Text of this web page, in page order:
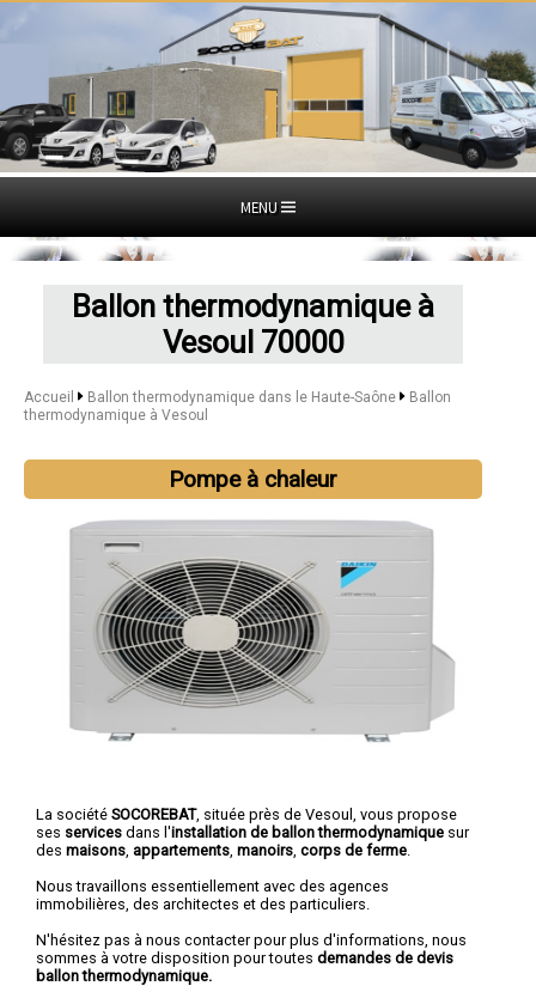
MENU
Ballon thermodynamique à
Vesoul 70000
Accueil Ballon thermodynamique dans le Haute-Saône
Ballon
thermodynamique à Vesoul
Pompe à chaleur
La société SOCOREBAT, située près de Vesoul, vous propose
ses services dans l'installation de ballon thermodynamique sur
des maisons appartements manoirs corps de ferme
Nous travaillons essentiellement avec des agences
immobilières, des architectes et des particuliers.
N'hésitez pas à nous contacter pour plus d'informations, nous
sommes à votre disposition pour toutes demandes de devis
ballon thermodynamique.